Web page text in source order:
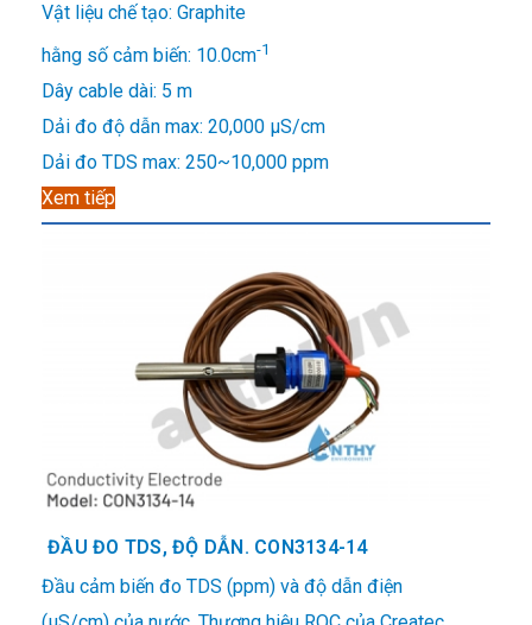
Vật liệu chế tạo: Graphite
hằng số cảm biến: 10.0cm-1
Dây cable dài: 5 m
Dải đo độ dẫn max: 20,000 μS/cm
Dải đo TDS max: 250~10,000 ppm
Xem tiếp
ĐẦU ĐO TDS, ĐỘ DẪN. CON3134-14
Đầu cảm biến đo TDS (ppm) và độ dẫn điện